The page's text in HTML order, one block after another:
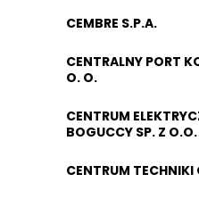
CEMBRE S.P.A.
CENTRALNY PORT
O. O.
CENTRUM
BOGUCCY SP. Z
CENTRUM